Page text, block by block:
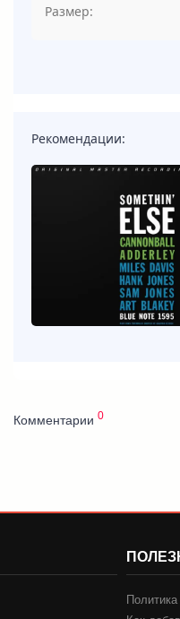
Размер:
Рекомендации:
Комментарии 0